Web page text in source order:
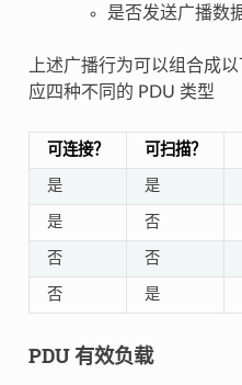
是否发送广播数
上述广播行为可以组合成
应四种不同的 PDU 类型
可连接？ 可扫描？
是 是
是 否
否 否
否 是
PDU 有效负载